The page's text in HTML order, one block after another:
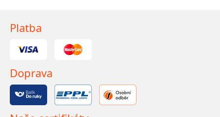
Platba
Doprava